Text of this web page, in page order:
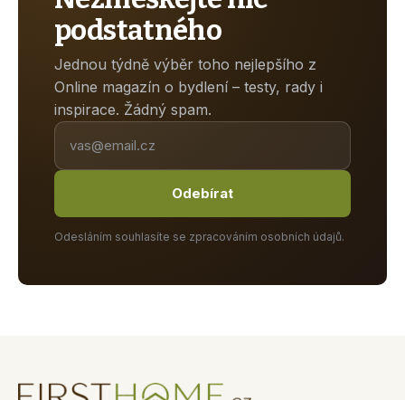
podstatného
Jednou týdně výběr toho nejlepšího z
Online magazín o bydlení – testy, rady i
inspirace. Žádný spam.
Odebírat
Odesláním souhlasíte se zpracováním osobních údajů.